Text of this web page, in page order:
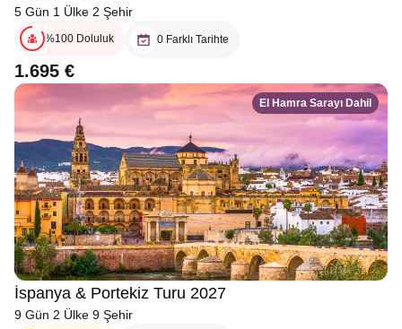
5 Gün 1 Ülke 2 Şehir
%100 Doluluk 0 Farklı Tarihte
1.695 €
El Hamra Sarayı Dahil
İspanya & Portekiz Turu 2027
9 Gün 2 Ülke 9 Şehir